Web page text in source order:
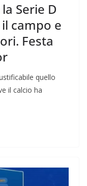
Serie D
campo e
Festa
quello
il calcio ha